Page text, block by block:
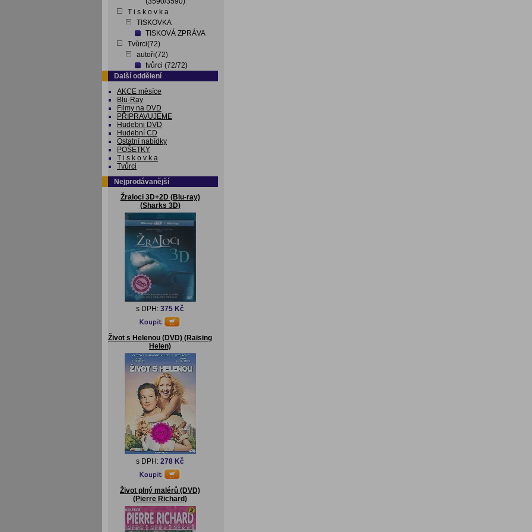
T i s k o v k a
TISKOVKA
TISKOVÁ ZPRÁVA
Tvůrci(72)
autoři(72)
tvůrci (72/72)
Další oddělení
AKCE měsíce
Blu-Ray
Filmy na DVD
PŘIPRAVUJEME
Hudebni DVD
Hudební CD
Ostatní nabídky
POŠETKY
T i s k o v k a
Tvůrci
Nejprodávanější
Žraloci 3D+2D (Blu-ray)
(Sharks 3D)
s DPH: 375 Kč
Život s Helenou (DVD) (Raising
Helen)
s DPH: 278 Kč
Život plný malérů (DVD)
(Pierre Richard)